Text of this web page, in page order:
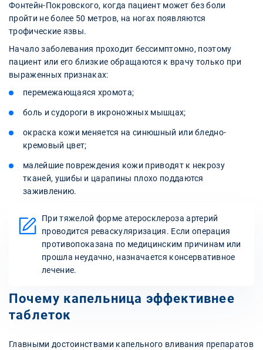
Фонтейн-Покровского, когда пациент может без боли
пройти не более 50 метров, на ногах появляются
трофические язвы.
Начало заболевания проходит бессимптомно, поэтому
пациент или его близкие обращаются к врачу только при
выраженных признаках:
перемежающаяся хромота;
боль и судороги в икроножных мышцах;
окраска кожи меняется на синюшный или бледно-
кремовый цвет;
малейшие повреждения кожи приводят к некрозу
тканей, ушибы и царапины плохо поддаются
заживлению.
При тяжелой форме атеросклероза артерий
проводится реваскуляризация. Если операция
противопоказана по медицинским причинам или
прошла неудачно, назначается консервативное
лечение.
Почему капельница эффективнее
таблеток
Главными достоинствами капельного вливания препаратов